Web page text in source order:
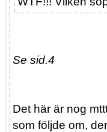
Se sid.4
Det här är nog
som följde om,